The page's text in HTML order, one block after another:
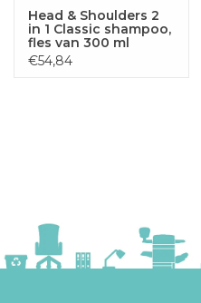
Head & Shoulders 2
in 1 Classic shampoo,
fles van 300 ml
€54,84